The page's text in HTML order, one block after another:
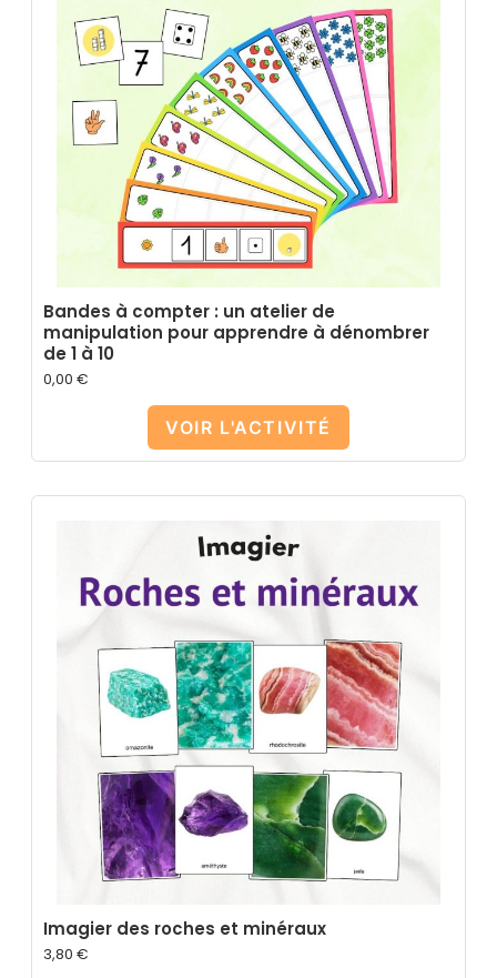
Bandes à compter : un atelier de
manipulation pour apprendre à dénombrer
de 1 à 10
0,00 €
VOIR L'ACTIVITÉ
Imagier des roches et minéraux
3,80 €